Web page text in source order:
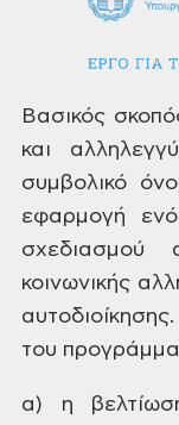
Βασικός
και
συμβολικό
εφαρμογή
σχεδιασμού
κοινωνικής
του
α) η